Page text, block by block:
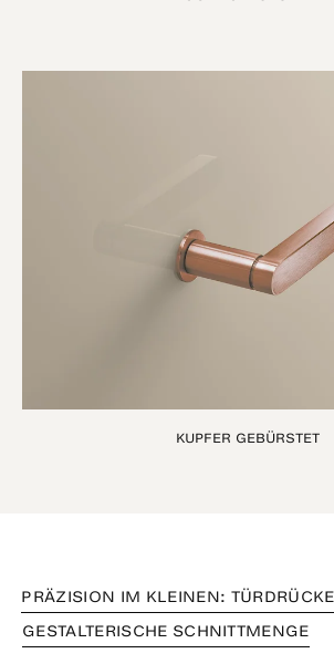
KUPFER GEBÜRSTET
PRÄZISION IM KLEINEN:
GESTALTERISCHE SCHNITTMENGE